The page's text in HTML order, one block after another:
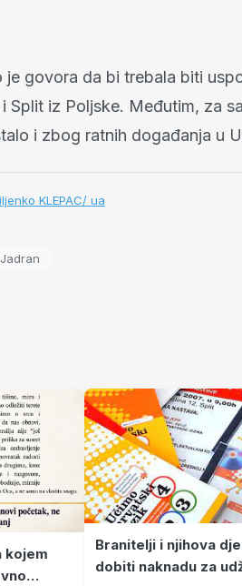
govora da bi trebala biti
Split iz Poljske. Međutim, za
i zbog ratnih događanja u
KLEPAC/ ua
kojem
Branitelji i njihova
dobiti naknadu za